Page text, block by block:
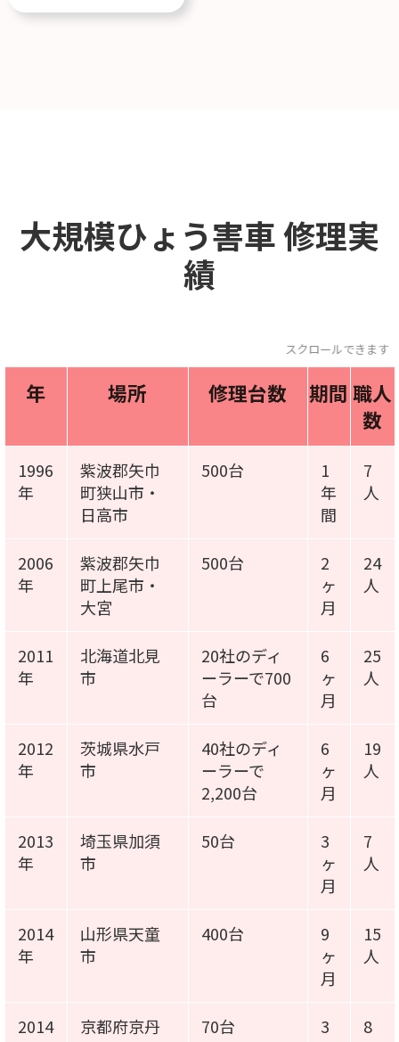
大規模ひょう害車修理実
績
スクロールできます
年 場所 修理台数 期間 職人
数
1996
年
紫波郡矢巾
町狭山市・
日高市
500台
1
年
間
7
人
2006
年
紫波郡矢巾
町上尾市・
大宮
500台
2
ヶ
月
24
人
2011
年
北海道北見
市
20社のディ
ーラーで700
台
6
ヶ
月
25
人
2012
年
茨城県水戸
市
40社のディ
ーラーで
2,200台
6
ヶ
月
19
人
2013
年
埼玉県加須
市
50台
3
ヶ
月
7
人
2014
年
山形県天童
市
400台
9
ヶ
月
15
人
2014
京都府京丹
70台
3
8